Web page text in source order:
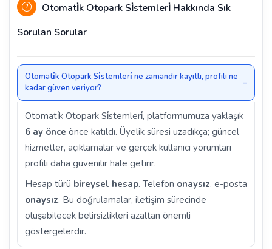
Otomati̇k Otopark Si̇stemleri̇ Hakkında Sık
Sorulan Sorular
Otomati̇k Otopark Si̇stemleri̇ ne zamandır kayıtlı, profili ne
kadar güven veriyor?
Otomati̇k Otopark Si̇stemleri̇, platformumuza yaklaşık
6 ay önce önce katıldı. Üyelik süresi uzadıkça; güncel
hizmetler, açıklamalar ve gerçek kullanıcı yorumları
profili daha güvenilir hale getirir.
Hesap türü bireysel hesap. Telefon onaysız, e-posta
onaysız. Bu doğrulamalar, iletişim sürecinde
oluşabilecek belirsizlikleri azaltan önemli
göstergelerdir.